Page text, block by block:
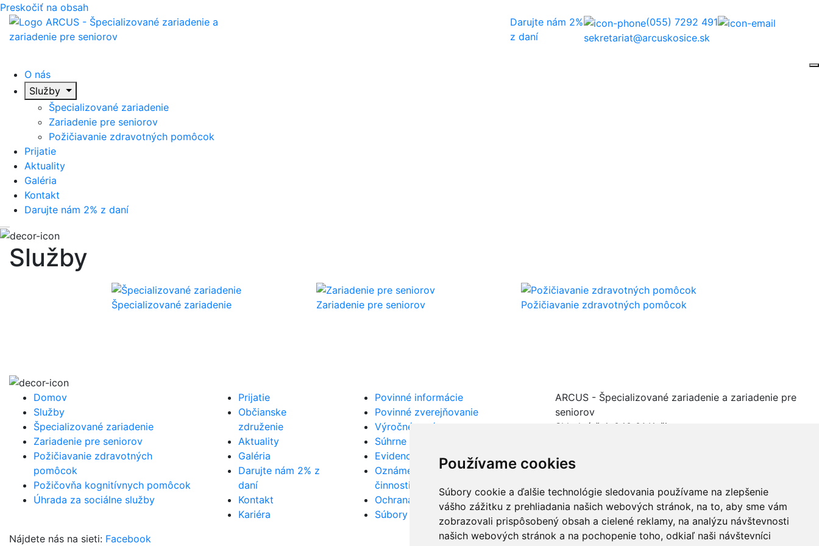
Používame cookies
Súbory cookie a ďalšie technológie sledovania používame na zlepšenie
vášho zážitku z prehliadania našich webových stránok, na to, aby sme vám
zobrazovali prispôsobený obsah a cielené reklamy, na analýzu návštevnosti
našich webových stránok a na pochopenie toho, odkiaľ naši návštevníci
Preskočiť na obsah
Darujte nám 2%
z daní
(055) 7292 491
sekretariat@arcuskosice.sk
O nás
Služby
Špecializované zariadenie
Zariadenie pre seniorov
Požičiavanie zdravotných pomôcok
Prijatie
Aktuality
Galéria
Kontakt
Darujte nám 2% z daní
Služby
Špecializované zariadenie Zariadenie pre seniorov Požičiavanie zdravotných pomôcok
Domov
Služby
Špecializované zariadenie
Zariadenie pre seniorov
Požičiavanie zdravotných
pomôcok
Požičovňa kognitívnych pomôcok
Úhrada za sociálne služby
Prijatie
Občianske
združenie
Aktuality
Galéria
Darujte nám 2% z
daní
Kontakt
Kariéra
Povinné informácie
Povinné zverejňovanie
Výročné správy
Súhrne správy VO
Evidencia žiadostí
Oznámenie protispoločenskej
činnosti
Ochrana osobných údajov
Súbory cookies
ARCUS - Špecializované zariadenie a zariadenie pre
seniorov
Skladná č.4, 040 01 Košice
Nájdete nás na sieti: Facebook webdesign webex.digital